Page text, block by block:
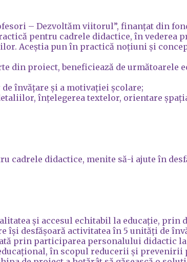
– Dezvoltăm viitorul”, finanțat din
pentru cadrele didactice, în vederea
Aceștia pun în practică noțiuni și
din proiect, beneficiează de următoarele
învățare și a motivației școlare;
înțelegerea textelor, orientare
cadrele didactice, menite să-i ajute în
și accesul echitabil la educație, prin
își desfășoară activitatea în 5 unități de
prin participarea personalului didactic
în scopul reducerii și